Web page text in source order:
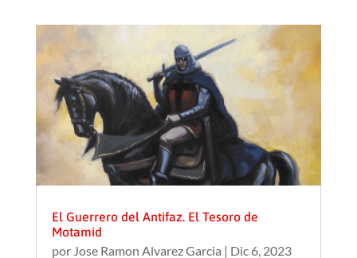
El Guerrero del Antifaz. El Tesoro de
Motamid
por Jose Ramon Alvarez Garcia | Dic 6, 2023